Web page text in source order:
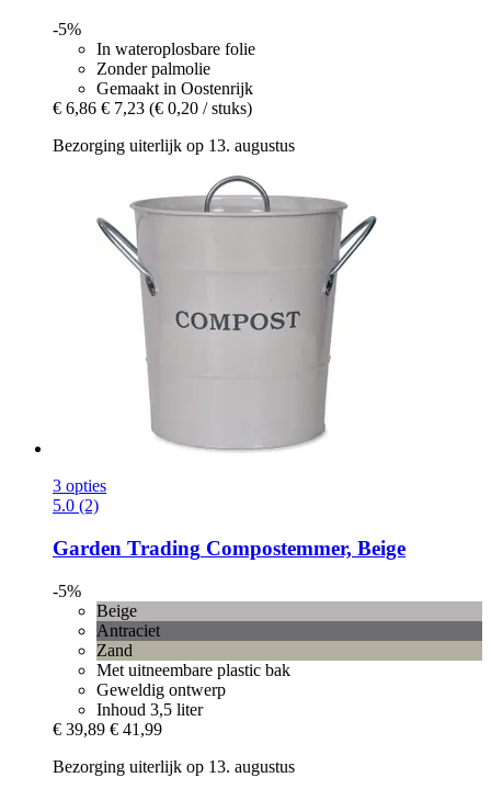
-5%
In wateroplosbare folie
Zonder palmolie
Gemaakt in Oostenrijk
€ 6,86 € 7,23 (€ 0,20 / stuks)
Bezorging uiterlijk op 13. augustus
3 opties
5.0 (2)
Garden Trading Compostemmer, Beige
-5%
Beige
Antraciet
Zand
Met uitneembare plastic bak
Geweldig ontwerp
Inhoud 3,5 liter
€ 39,89 € 41,99
Bezorging uiterlijk op 13. augustus